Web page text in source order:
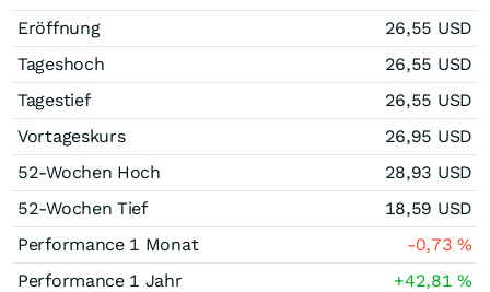
Eröffnung
26,55 USD
Tageshoch
26,55 USD
Tagestief
26,55 USD
Vortageskurs
26,95 USD
52-Wochen Hoch
28,93 USD
52-Wochen Tief
18,59 USD
Performance 1 Monat
-0,73%
Performance 1 Jahr
+42,81%